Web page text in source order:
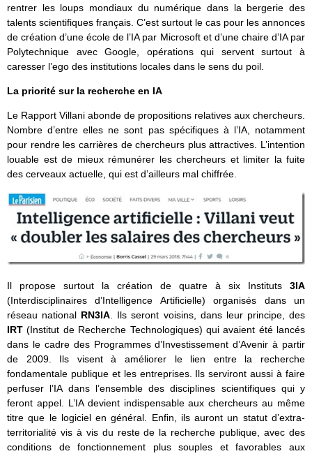
rentrer les loups mondiaux du numérique dans la bergerie des
talents scientifiques français. C’est surtout le cas pour les annonces
de création d’une école de l’IA par Microsoft et d’une chaire d’IA par
Polytechnique avec Google, opérations qui servent surtout à
caresser l’ego des institutions locales dans le sens du poil.
La priorité sur la recherche en IA
Le Rapport Villani abonde de propositions relatives aux chercheurs.
Nombre d’entre elles ne sont pas spécifiques à l’IA, notamment
pour rendre les carrières de chercheurs plus attractives. L’intention
louable est de mieux rémunérer les chercheurs et limiter la fuite
des cerveaux actuelle, qui est d’ailleurs mal chiffrée.
Il propose surtout la création de quatre à six Instituts 3IA
(Interdisciplinaires d’Intelligence Artificielle) organisés dans un
réseau national RN3IA . Ils seront voisins, dans leur principe, des
IRT (Institut de Recherche Technologiques) qui avaient été lancés
dans le cadre des Programmes d’Investissement d’Avenir à partir
de 2009. Ils visent à améliorer le lien entre la recherche
fondamentale publique et les entreprises. Ils serviront aussi à faire
perfuser l’IA dans l’ensemble des disciplines scientifiques qui y
feront appel. L’IA devient indispensable aux chercheurs au même
titre que le logiciel en général. Enfin, ils auront un statut d’extra-
territorialité vis à vis du reste de la recherche publique, avec des
conditions de fonctionnement plus souples et favorables aux